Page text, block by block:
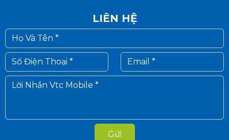
LIÊN HỆ
Gửi